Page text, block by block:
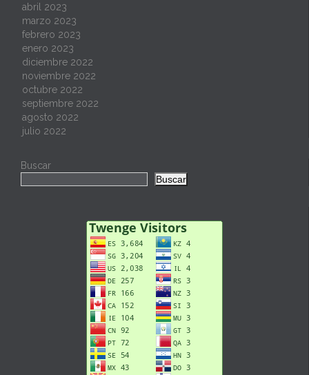
abril 2023
marzo 2023
febrero 2023
enero 2023
diciembre 2022
noviembre 2022
octubre 2022
septiembre 2022
agosto 2022
julio 2022
Buscar
Buscar